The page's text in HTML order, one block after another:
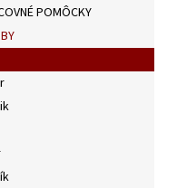
POMÔCKY